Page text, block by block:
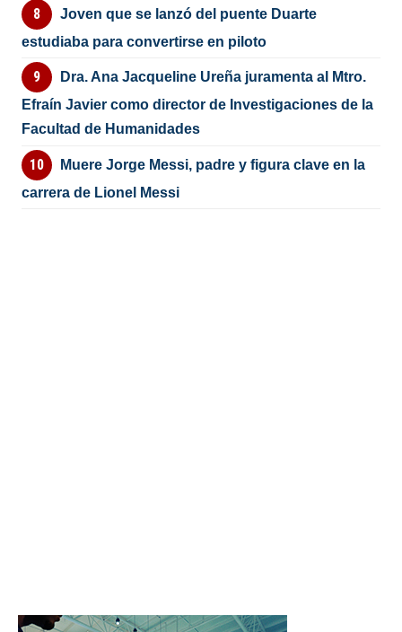
Joven que se lanzó del puente Duarte
estudiaba para convertirse en piloto
Dra. Ana Jacqueline Ureña juramenta al Mtro.
Efraín Javier como director de Investigaciones de la
Facultad de Humanidades
Muere Jorge Messi, padre y figura clave en la
carrera de Lionel Messi